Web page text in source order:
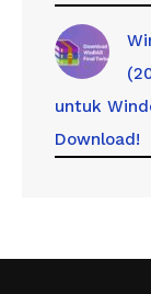
untuk
Download!